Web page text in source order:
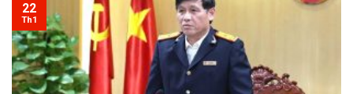
22
Th1